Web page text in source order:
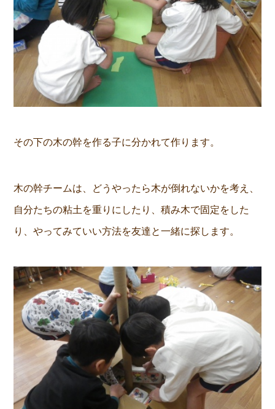
その下の木の幹を作る子に分かれて作ります。
木の幹チームは、どうやったら木が倒れないかを考え、
自分たちの粘土を重りにしたり、積み木で固定をした
り、やってみていい方法を友達と一緒に探します。